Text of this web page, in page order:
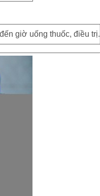
giờ uống thuốc, điều trị.